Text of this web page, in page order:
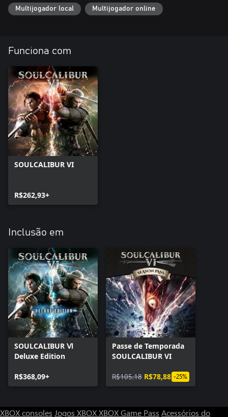
Multijogador local Multijogador online
Funciona com
SOULCALIBUR VI
R$262,93+
Inclusão em
SOULCALIBUR Ⅵ
Deluxe Edition
R$368,09+
Passe de Temporada
SOULCALIBUR VI
R$105,18 R$78,88 -25%
XBOX consoles Jogos XBOXXBOX Game Pass Acessórios do